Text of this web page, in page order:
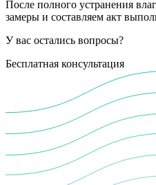
После полного устранения
замеры и составляем акт
У вас остались вопросы?
Бесплатная консультация